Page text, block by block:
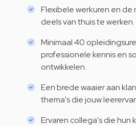
Flexibele werkuren en de
deels van thuis te werken.
Minimaal 40
professionele kennis en
ontwikkelen.
Een brede waaier aan
thema's die jouw
Ervaren collega's die hun